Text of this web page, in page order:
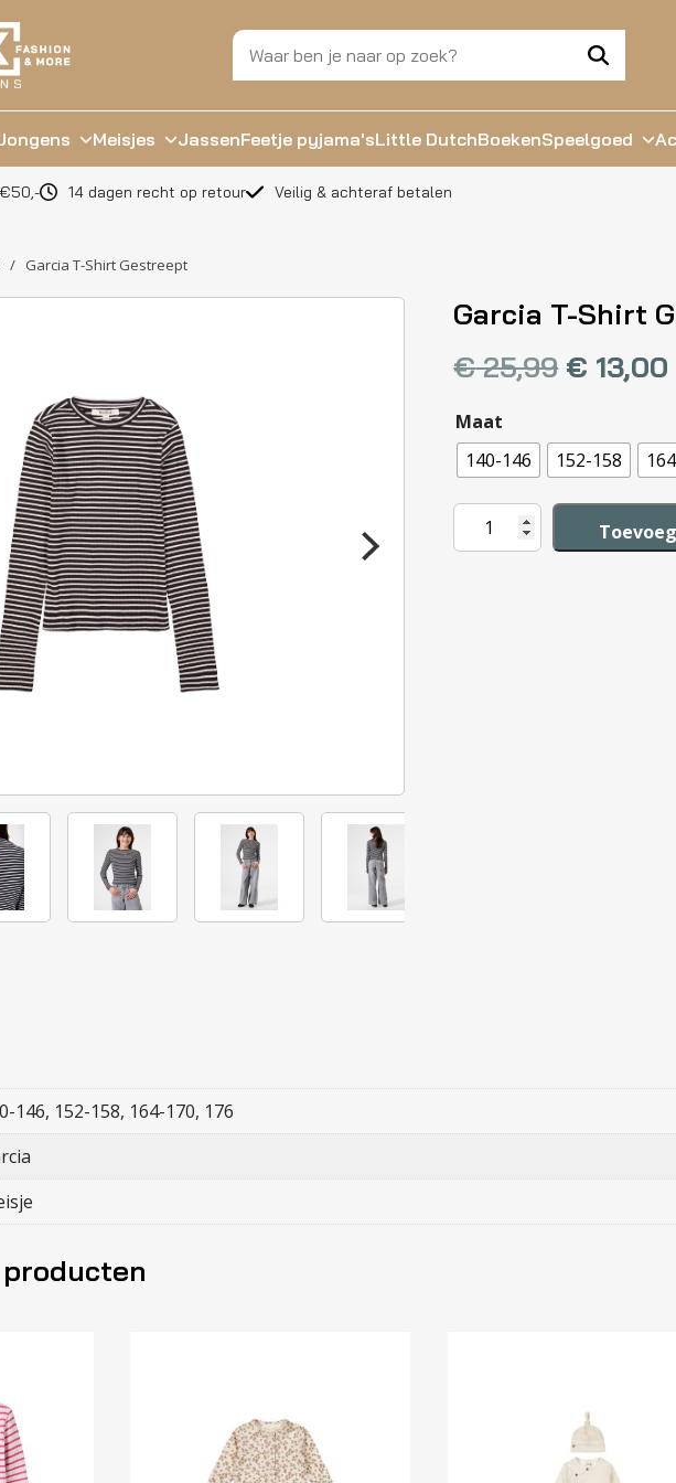
Meisjes JassenFeetje pyjama'sLittle DutchBoekenSpeelgoed
14 dagen recht op retour Veilig & achteraf betalen
/ Garcia T-Shirt Gestreept
Garcia T-Shirt
€25,99 € 13,00
Maat
140-146
152-158
Garcia
T-
146, 152-158, 164-170, 176